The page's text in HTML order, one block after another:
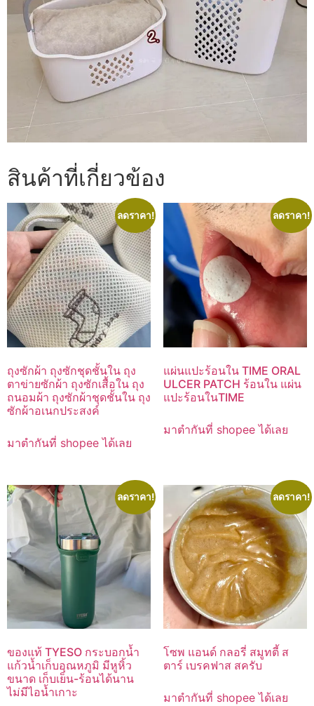
สินค้าที่เกี่ยวข้อง
ลดราคา!
ถุงซักผ้า ถุงซักชุดชั้นใน ถุง
ตาข่ายซักผ้า ถุงซักเสื้อใน ถุง
ถนอมผ้า ถุงซักผ้าชุดชั้นใน ถุง
ซักผ้าอเนกประสงค์
มาตำกันที่ shopee ได้เลย
ลดราคา!
แผ่นแปะร้อนใน TIME ORAL
ULCER PATCH ร้อนใน แผ่น
แปะร้อนในTIME
มาตำกันที่ shopee ได้เลย
ลดราคา!
ของแท้ TYESO กระบอกน้ำ
แก้วน้ำเก็บอุณหภูมิ มีหูหิ้ว
ขนาด เก็บเย็น-ร้อนได้นาน
ไม่มีไอน้ำเกาะ
ลดราคา!
โซพ แอนด์ กลอรี่ สมูทตี้ ส
ตาร์ เบรคฟาส สครับ
มาตำกันที่ shopee ได้เลย